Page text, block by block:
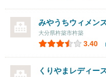
みやうちウィメン
大分県杵築市杵築
3.40
くりやまレディー